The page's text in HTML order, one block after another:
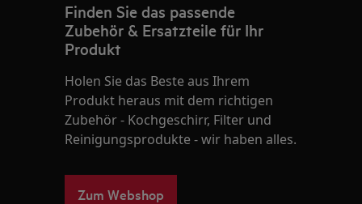
Finden Sie das passende
Zubehör & Ersatzteile für Ihr
Produkt
Holen Sie das Beste aus Ihrem
Produkt heraus mit dem richtigen
Zubehör - Kochgeschirr, Filter und
Reinigungsprodukte - wir haben alles.
Zum Webshop